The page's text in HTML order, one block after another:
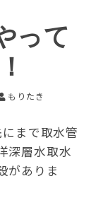
って
もりたき
まで取水管
深層水取水
がありま